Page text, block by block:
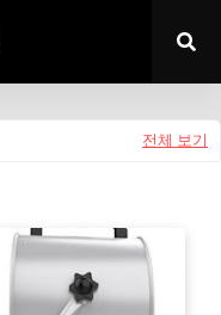
전체 보기